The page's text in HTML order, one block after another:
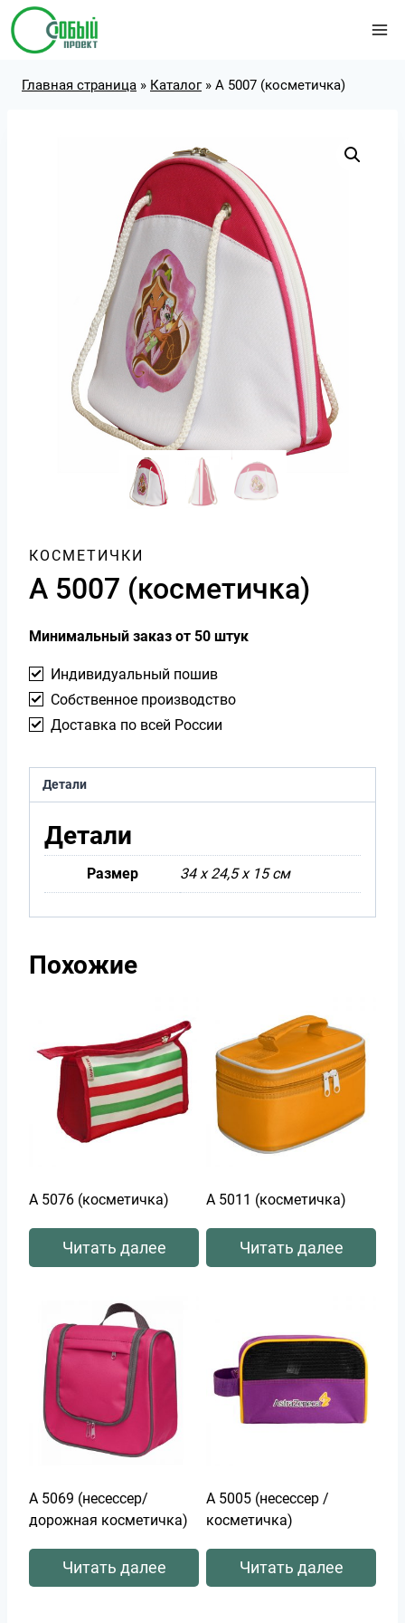
Перейти
содержимому
Главная страница » Каталог» А 5007 (косметичка)
КОСМЕТИЧКИ
А 5007 (косметичка)
Минимальный заказ от 50 штук
Индивидуальный пошив
Собственное производство
Доставка по всей России
Детали
Детали
Размер 34 х 24,5 х 15 см
Похожие
А 5076 (косметичка)
Читать далее
А 5011 (косметичка)
Читать далее
А 5069 (несессер/
дорожная косметичка)
Читать далее
А 5005 (несессер /
косметичка)
Читать далее